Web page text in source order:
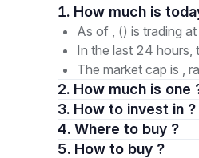
1. How much
As of , () is trading at
In the last 24 hours,
The market cap is ,
2. How much is one
3. How to invest in ?
4. Where to buy ?
5. How to buy ?